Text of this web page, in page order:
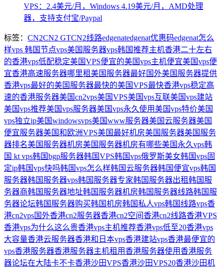
VPS：2.4美元/月，Windows 4.19美元/月，AMD处理
器，支持支付宝/Paypal
标签： CN2CN2 GTCN2线路edgenatedgenat优惠码edgenat怎么
样vps 韩国节点vps美国服务器vps韩国推荐主机香港二十左右
的香港vps低配稳定美国VPS便宜的美国vps主机便宜美国vps便
宜香港高速服务器哪里租美国服务器最好国外美国服务器提供
香港vps最好的美国服务器最快的美国VPS最快香港vps稳定高
速的香港服务器美国cn2vps美国VPS美国vps互联美国vps建站
美国vps推荐美国vps服务器美国vps永久使用美国vps特价美国
vps独立ip美国windowsvps美国www服务器美国云服务器美国
便宜服务器美国和欧洲VPS美国最好机房美国服务器美国服务
器排名美国服务器机房美国服务器机房有哪些美国永久vps韩
国 kt vps韩国bgp服务器韩国VPS韩国vps俄罗斯美女韩国vps固
定ip韩国vps快吗韩国vps怎么样韩国云服务器韩国便宜vps韩国
服务器韩国服务器vps韩国服务器专家韩国服务器出租韩国服
务器商韩国服务器地址韩国服务器机房韩国服务器线路韩国服
务器论坛韩国服务器购买韩国机房韩国私人vps韩国线路vps香
港cn2vps国外香港cn2服务器香港cn2空间 香港cn2线路香港VPS
香港vps为什么这么贵香港vps主机推荐香港vps低至20香港vps
大容量香港云服务器香港和日本vps香港建站vps香港最便宜的
vps香港服务器香港服务器主机租用 香港服务器使用 香港服务
器论坛在大陆卡不卡香港沙田VPS香港沙田VPS20香港沙田机